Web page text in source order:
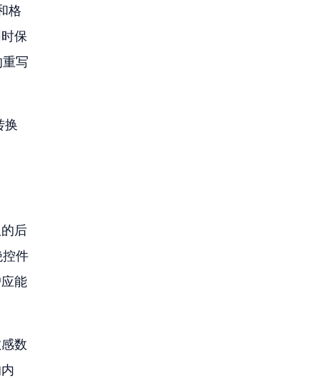
格
保
写
换
后
件
能
数